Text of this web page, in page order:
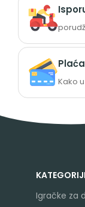
Kako
Igračke za